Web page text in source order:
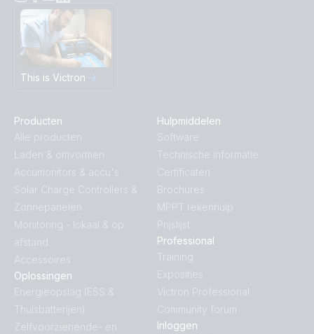
This is Victron
Producten
Alle producten
Laden & omvormen
Accumonitors & accu's
Solar Charge Controllers &
Zonnepanelen
Monitoring - lokaal & op
afstand
Accessoires
Oplossingen
Energieopslag (ESS &
Thuisbatterijen)
Zelfvoorzienende- en
Hulpmiddelen
Software
Technische informatie
Certificaten
Brochures
MPPT rekenhulp
Prijslijst
Professional
Training
Exposities
Victron Professional
Community forum
Inloggen